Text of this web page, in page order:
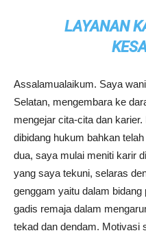
LAYANAN
Assalamualaikum. Saya
Selatan, mengembara ke
mengejar cita-cita dan
dibidang hukum bahkan
dua, saya mulai meniti karir
yang saya tekuni, selaras
genggam yaitu dalam
gadis remaja dalam
tekad dan dendam. Motivasi